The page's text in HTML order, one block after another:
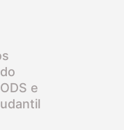
e